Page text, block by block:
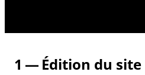
1 — Édition du site